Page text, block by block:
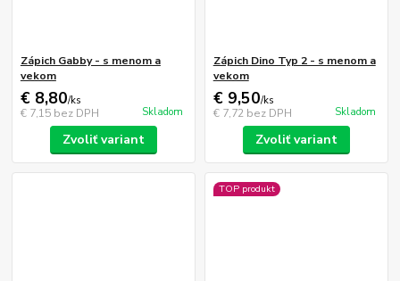
Zápich Gabby - s menom a
vekom
€ 8,80/ks
€ 7,15 bez DPH Skladom
Zvoliť variant
Zápich Dino Typ 2 - s menom a
vekom
€ 9,50/ks
€ 7,72 bez DPH Skladom
Zvoliť variant
TOP produkt